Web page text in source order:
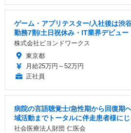
ゲーム・アプリテスター/入社後は渋
勤務7割/土日祝休み・IT業界デビュー
株式会社ビヨンドワークス
東京都
月給25万円～52万円
正社員
病院の言語聴覚士/急性期から回復期
域活動までトータルに伴走患者様に
社会医療法人財団 仁医会